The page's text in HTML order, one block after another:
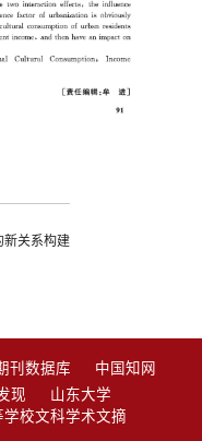
新关系构建
刊数据库
中国知网
现
山东大学
学校文科学术文摘